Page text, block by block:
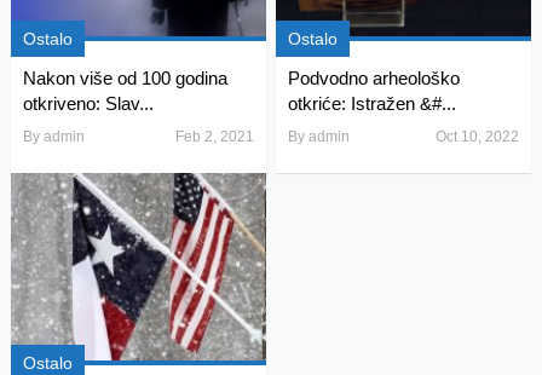
Ostalo
Nakon više od 100 godina
otkriveno: Slav...
By admin Feb 2, 2021
Ostalo
Podvodno arheološko
otkriće: Istražen &#...
Byadmin Oct 10, 2022
Ostalo